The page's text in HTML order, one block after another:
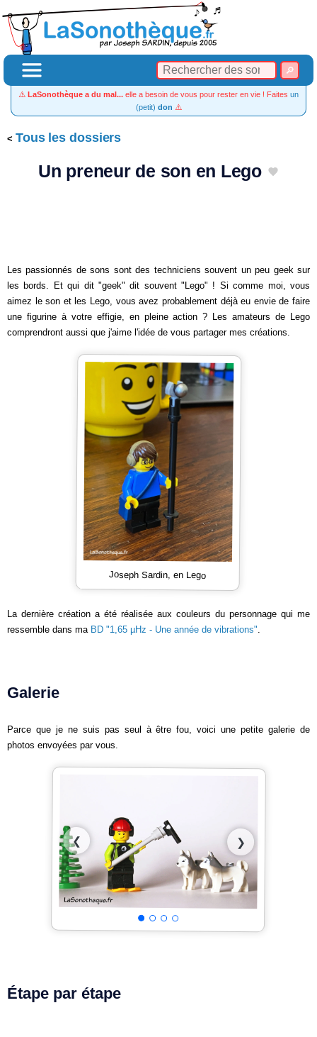
⚠️ LaSonothèque a du mal... elle a besoin de vous pour rester en vie ! Faites un
(petit) don ⚠️
Tous les dossiers
Un preneur de son en Lego
Les passionnés de sons sont des techniciens souvent un peu geek sur
les bords. Et qui dit "geek" dit souvent "Lego" ! Si comme moi, vous
aimez le son et les Lego, vous avez probablement déjà eu envie de faire
une figurine à votre effigie, en pleine action ? Les amateurs de Lego
comprendront aussi que j'aime l'idée de vous partager mes créations.
Joseph Sardin, en Lego
La dernière création a été réalisée aux couleurs du personnage qui me
ressemble dans ma BD "1,65 µHz - Une année de vibrations"
Galerie
Parce que je ne suis pas seul à être fou, voici une petite galerie de
photos envoyées par vous.
❮ ❯
Étape par étape